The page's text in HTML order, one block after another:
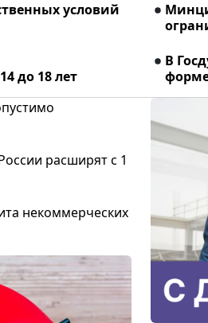
условий
до 18 лет
В
форме
расширят с 1
некоммерческих